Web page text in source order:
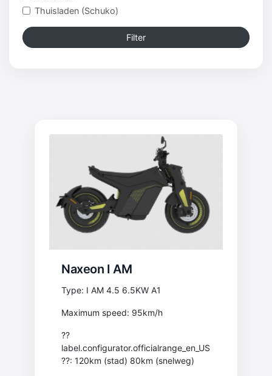
Thuisladen (Schuko)
Filter
Naxeon I AM
Type: I AM 4.5 6.5KW A1
Maximum speed: 95km/h
??
label.configurator.officialrange_en_US
??: 120km (stad) 80km (snelweg)